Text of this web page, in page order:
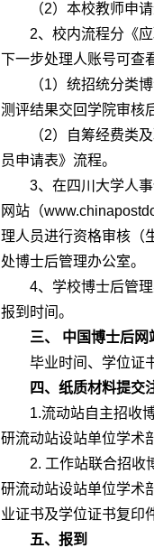
（2）本校教师申
2、校内流程分《
下一步处理人账号可查
（1）统招统分类
测评结果交回学院审核
（2）自筹经费类
员申请表》流程。
3、在四川大学人
网站（
理人员进行资格审核（
处博士后管理办公室。
4、学校博士后管
报到时间。
三、 中国博士后网
毕业时间、学位证
四、纸质材料提交
1.流动站自主招收
研流动站设站单位学术
2. 工作站联合招收
研流动站设站单位学术
业证书及学位证书复印
五、报到